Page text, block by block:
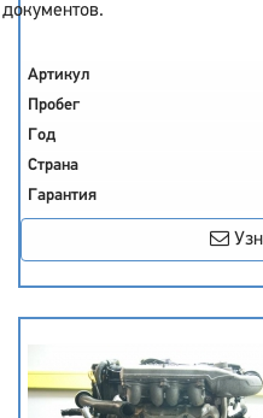
документов.
Артикул
Пробег
Год
Страна
Гарантия